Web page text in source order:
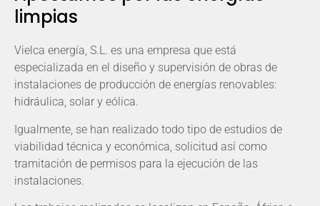
limpias
Vielca energía, S.L. es una empresa que está
especializada en el diseño y supervisión de obras de
instalaciones de producción de energías renovables:
hidráulica, solar y eólica.
Igualmente, se han realizado todo tipo de estudios de
viabilidad técnica y económica, solicitud así como
tramitación de permisos para la ejecución de las
instalaciones.